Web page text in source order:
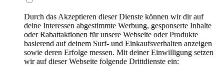
Durch das Akzeptieren dieser Dienste können wir dir auf
deine Interessen abgestimmte Werbung, gesponserte Inhalte
oder Rabattaktionen für unsere Webseite oder Produkte
basierend auf deinem Surf- und Einkaufsverhalten anzeigen
sowie deren Erfolge messen. Mit deiner Einwilligung setzen
wir auf dieser Webseite folgende Drittdienste ein: